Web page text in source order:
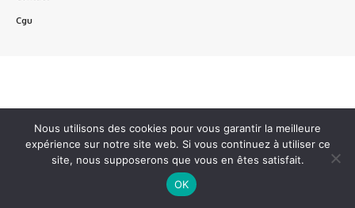
Cgu
Nous utilisons des cookies pour vous garantir la meilleure
expérience sur notre site web. Si vous continuez à utiliser ce
site, nous supposerons que vous en êtes satisfait.
OK